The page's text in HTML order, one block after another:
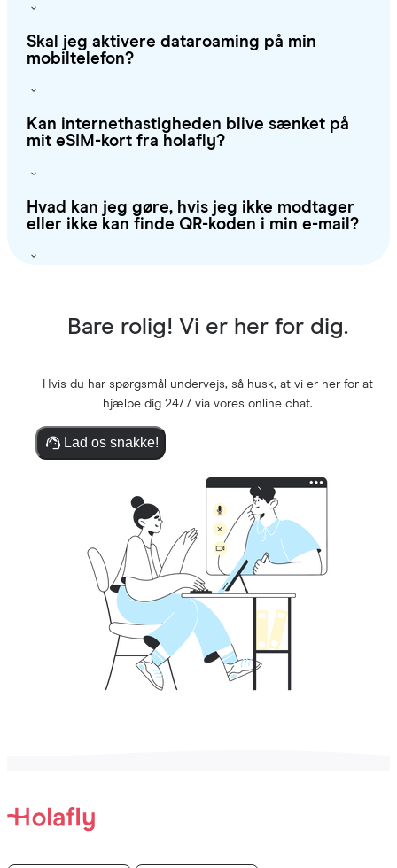
Skal jeg aktivere dataroaming på min
mobiltelefon?
Kan internethastigheden blive sænket på
mit eSIM-kort fra holafly?
Hvad kan jeg gøre, hvis jeg ikke modtager
eller ikke kan finde QR-koden i min e-mail?
Bare rolig! Vi er her for dig.
Hvis du har spørgsmål undervejs, så husk, at vi er her for at
hjælpe dig 24/7 via vores online chat.
Lad os snakke!